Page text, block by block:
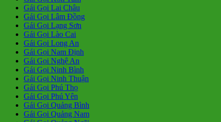
Gái Gọi Lai Châu
Gái Gọi Lâm Đồng
Gái Gọi Lạng Sơn
Gái Gọi Lào Cai
Gái Gọi Long An
Gái Gọi Nam Định
Gái Gọi Nghệ An
Gái Gọi Ninh Bình
Gái Gọi Ninh Thuận
Gái Gọi Phú Thọ
Gái Gọi Phú Yên
Gái Gọi Quảng Bình
Gái Gọi Quảng Nam